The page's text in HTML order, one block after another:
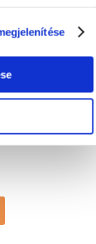
értékelés
után